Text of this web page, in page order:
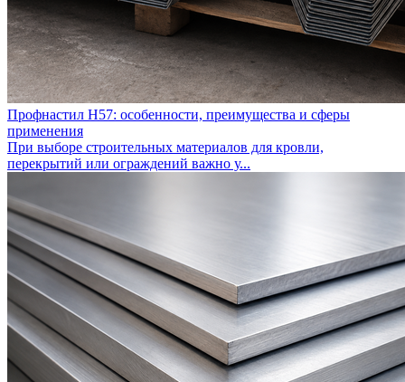
Профнастил Н57: особенности, преимущества и сферы
применения
При выборе строительных материалов для кровли,
перекрытий или ограждений важно у...